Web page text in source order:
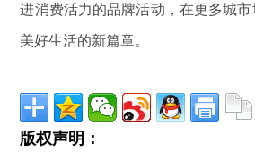
进消费活力的品牌活动，在更多城
美好生活的新篇章。
版权声明：